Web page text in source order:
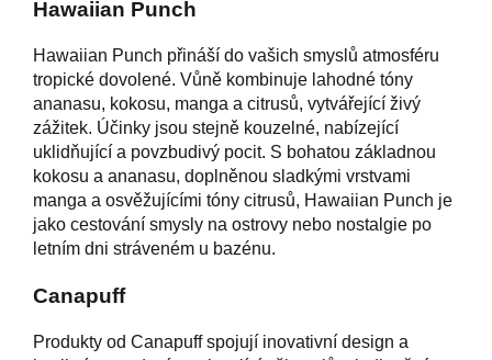
Hawaiian Punch
Hawaiian Punch přináší do vašich smyslů atmosféru
tropické dovolené. Vůně kombinuje lahodné tóny
ananasu, kokosu, manga a citrusů, vytvářející živý
zážitek. Účinky jsou stejně kouzelné, nabízející
uklidňující a povzbudivý pocit. S bohatou základnou
kokosu a ananasu, doplněnou sladkými vrstvami
manga a osvěžujícími tóny citrusů, Hawaiian Punch je
jako cestování smysly na ostrovy nebo nostalgie po
letním dni stráveném u bazénu.
Canapuff
Produkty od Canapuff spojují inovativní design a